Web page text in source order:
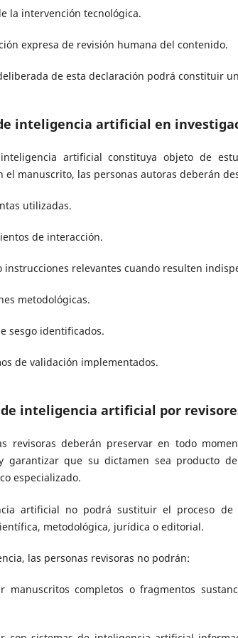
la intervención tecnológica.
expresa de revisión humana del contenido.
de esta declaración podrá constituir
inteligencia artificial en
artificial constituya objeto de
el manuscrito, las personas autoras deberán
utilizadas.
de interacción.
instrucciones relevantes cuando resulten
metodológicas.
sesgo identificados.
de validación implementados.
inteligencia artificial por
revisoras deberán preservar en todo
garantizar que su dictamen sea producto
especializado.
artificial no podrá sustituir el proceso
metodológica, jurídica o editorial.
las personas revisoras no podrán:
manuscritos completos o fragmentos